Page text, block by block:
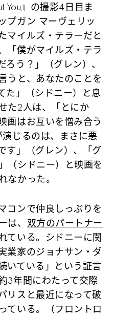
You』の撮影4日目ま
プガン マーヴェリッ
マイルズ・テラーだと
「僕がマイルズ・テラ
う？」（グレン）、
うと、あなたのことを
た」（シドニー）と息
た2人は、「とにか
画はお互いを憎み合う
じるのは、まさに悪
す」（グレン）、「グ
（シドニー）と映画を
なかった。
コンで仲良しっぷりを
は、双方のパートナー
ている。シドニーに関
業家のジョナサン・ダ
いている」という証言
3年間にわたって交際
リスと最近になって破
ている。（フロントロ